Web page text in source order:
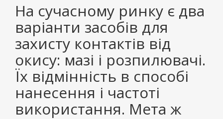
На сучасному ринку є два
варіанти засобів для
захисту контактів від
окису: мазі і розпилювачі.
Їх відмінність в способі
нанесення і частоті
використання. Мета ж